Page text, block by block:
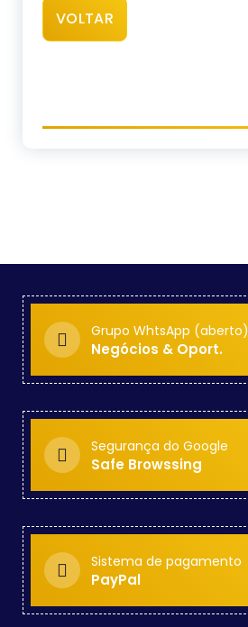
VOLTAR
Grupo WhtsApp (aberto)
Negócios & Oport.
Segurança do Google
Safe Browssing
Sistema de pagamento
PayPal